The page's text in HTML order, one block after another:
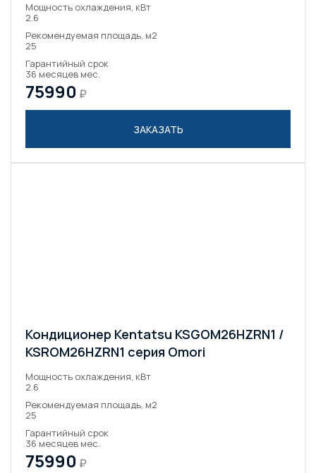
Кондиционер Kentatsu KSGOM26HZRN1 /
KSROM26HZRN1 серия Omori
Мощность охлаждения, кВт
2.6
Рекомендуемая площадь, м2
25
Гарантийный срок
36 месяцев мес.
75990 ₽
Мощность охлаждения, кВт
2.6
Рекомендуемая площадь, м2
25
Гарантийный срок
36 месяцев мес.
75990 ₽
ЗАКАЗАТЬ